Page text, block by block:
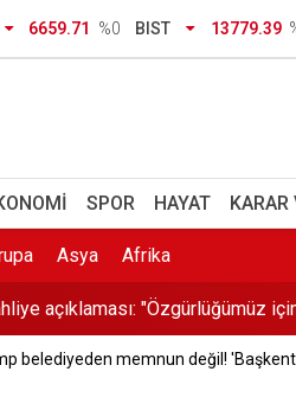
6659.71 %0 BIST 13779.39
SPOR HAYAT KARAR
Asya Afrika
TL ceza: Turkuvaz Medya’dan
İlksen Özalper tutuklandı
açıklaması: "Özgürlüğümüz
çile çektiriyor! Dönüme 1
hayatını kaybetti
belediyeden memnun değil!